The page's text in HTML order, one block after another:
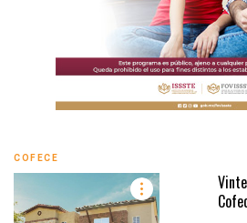
COFECE